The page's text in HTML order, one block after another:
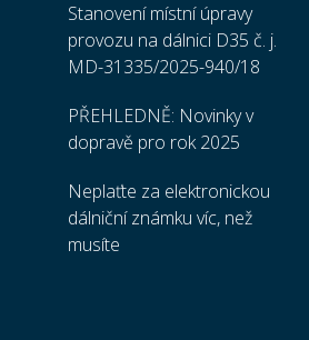
Stanovení místní úpravy
provozu na dálnici D35 č. j.
MD-31335/2025-940/18
PŘEHLEDNĚ: Novinky v
dopravě pro rok 2025
Neplaťte za elektronickou
dálniční známku víc, než
musíte